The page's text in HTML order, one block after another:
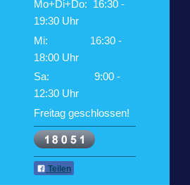
Mo+Di+Do: 16:30 -
19:30 Uhr
Mi: 16:30 -
18:00 Uhr
Sa: 9:00 -
12:30 Uhr
Freitag geschlossen!
Teilen